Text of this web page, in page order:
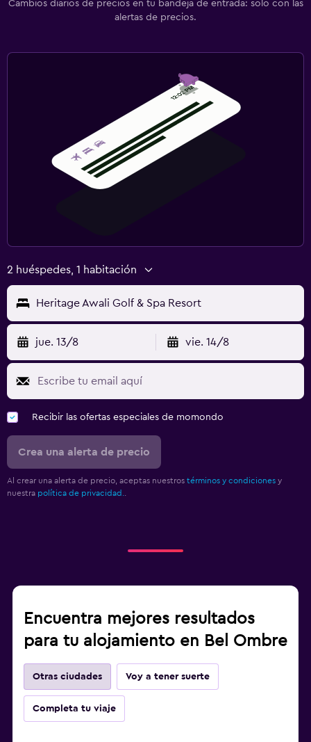
Cambios diarios de precios en tu bandeja de entrada: solo con las
alertas de precios.
2 huéspedes, 1 habitación
Heritage Awali Golf & Spa Resort
jue. 13/8 vie. 14/8
Recibir las ofertas especiales de momondo
Crea una alerta de precio
Al crear una alerta de precio, aceptas nuestros términos y condiciones y
nuestra política de privacidad.
Encuentra mejores resultados
para tu alojamiento en Bel Ombre
Otras ciudades Voy a tener suerte
Completa tu viaje